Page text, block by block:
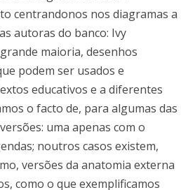
centrandonos nos diagramas a
autoras do banco: Ivy
maioria, desenhos
podem ser usados e
educativos e a diferentes
o facto de, para algumas das
uma apenas com o
noutros casos existem,
versões da anatomia externa
como o que exemplificamos